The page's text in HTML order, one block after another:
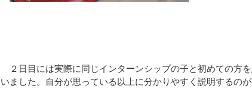
２日目には実際に同じインターンシップの子と初めての方
いました。自分が思っている以上に分かりやすく説明するのが